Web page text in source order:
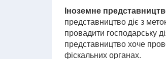
Іноземне
представництво діє з
провадити господарську
представництво хоче
фіскальних органах.